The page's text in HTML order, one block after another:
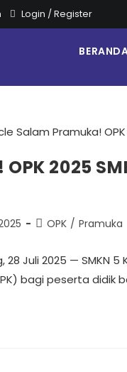
Login /Register
2025
OPK / Pramuka
28 Juli 2025 —
bagi peserta didik